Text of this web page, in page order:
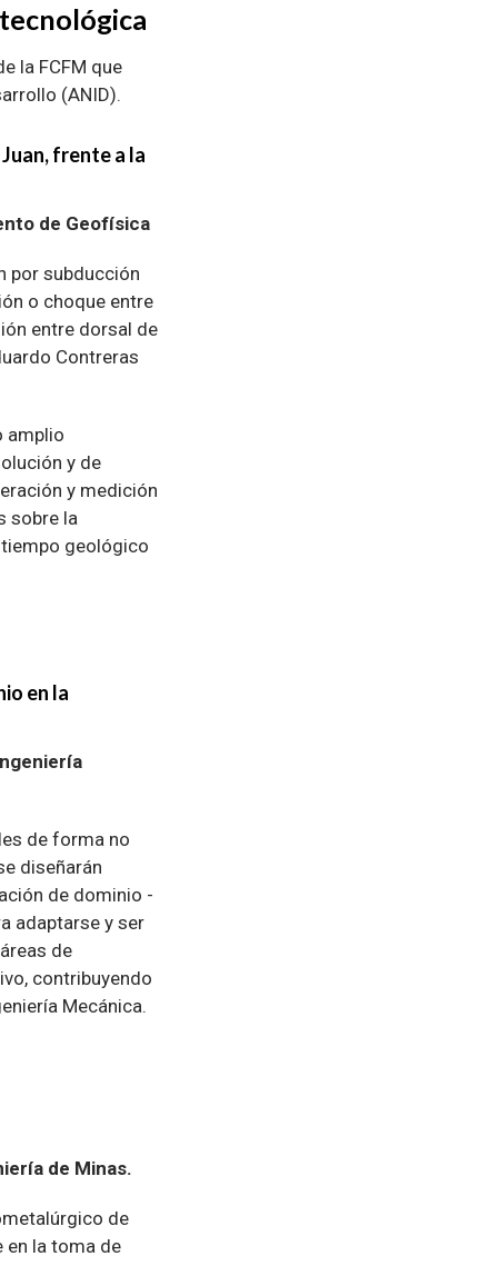
la FCFM que
(ANID).
frente a la
de Geofísica
por subducción
o choque entre
entre dorsal de
Contreras
amplio
y de
y medición
sobre la
geológico
en la
de forma no
diseñarán
de dominio -
adaptarse y ser
de
contribuyendo
Mecánica.
de Minas.
de
en la toma de